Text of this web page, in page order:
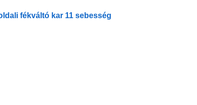
fékváltó kar 11 sebesség